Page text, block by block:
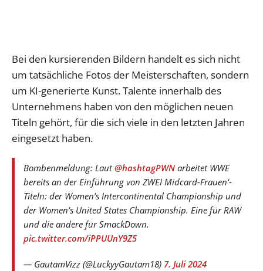
Bei den kursierenden Bildern handelt es sich nicht
um tatsächliche Fotos der Meisterschaften, sondern
um KI-generierte Kunst. Talente innerhalb des
Unternehmens haben von den möglichen neuen
Titeln gehört, für die sich viele in den letzten Jahren
eingesetzt haben.
Bombenmeldung: Laut@hashtagPWN arbeitet WWE
bereits an der Einführung von ZWEI Midcard-Frauen‘-
Titeln: der Women’s Intercontinental Championship und
der Women’s United States Championship. Eine für RAW
und die andere für SmackDown.
pic.twitter.com/iPPUUnY9Z5
— GautamVizz (@LuckyyGautam18) 7. Juli 2024